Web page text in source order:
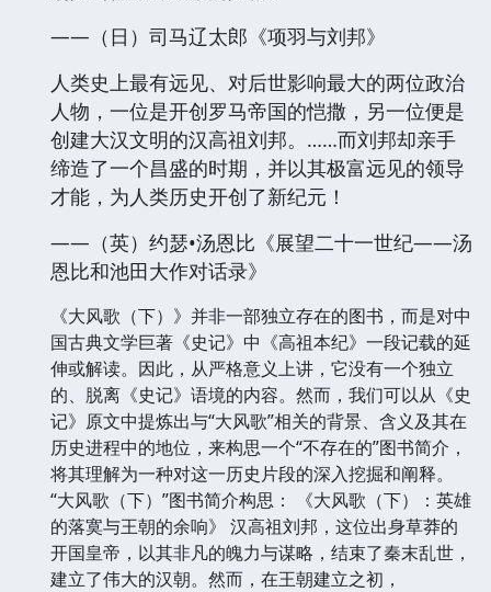
——（日）司马辽太郎《项羽与刘邦》
人类史上最有远见、对后世影响最大的两位政治
人物，一位是开创罗马帝国的恺撒，另一位便是
创建大汉文明的汉高祖刘邦。……而刘邦却亲手
缔造了一个昌盛的时期，并以其极富远见的领导
才能，为人类历史开创了新纪元！
——（英）约瑟•汤恩比《展望二十一世纪——汤
恩比和池田大作对话录》
《大风歌（下）》并非一部独立存在的图书，而是对中
国古典文学巨著《史记》中《高祖本纪》一段记载的延
伸或解读。因此，从严格意义上讲，它没有一个独立
的、脱离《史记》语境的内容。然而，我们可以从《史
记》原文中提炼出与“大风歌”相关的背景、含义及其在
历史进程中的地位，来构思一个“不存在的”图书简介，
将其理解为一种对这一历史片段的深入挖掘和阐释。
“大风歌（下）”图书简介构思： 《大风歌（下）：英雄
的落寞与王朝的余响》 汉高祖刘邦，这位出身草莽的
开国皇帝，以其非凡的魄力与谋略，结束了秦末乱世，
建立了伟大的汉朝。然而，在王朝建立之初，